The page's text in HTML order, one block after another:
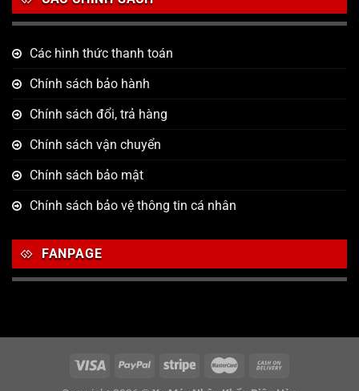
Các hình thức thanh toán
Chính sách bảo hành
Chính sách đổi, trả hàng
Chính sách vận chuyển
Chính sách bảo mật
Chính sách bảo vệ thông tin cá nhân
FANPAGE